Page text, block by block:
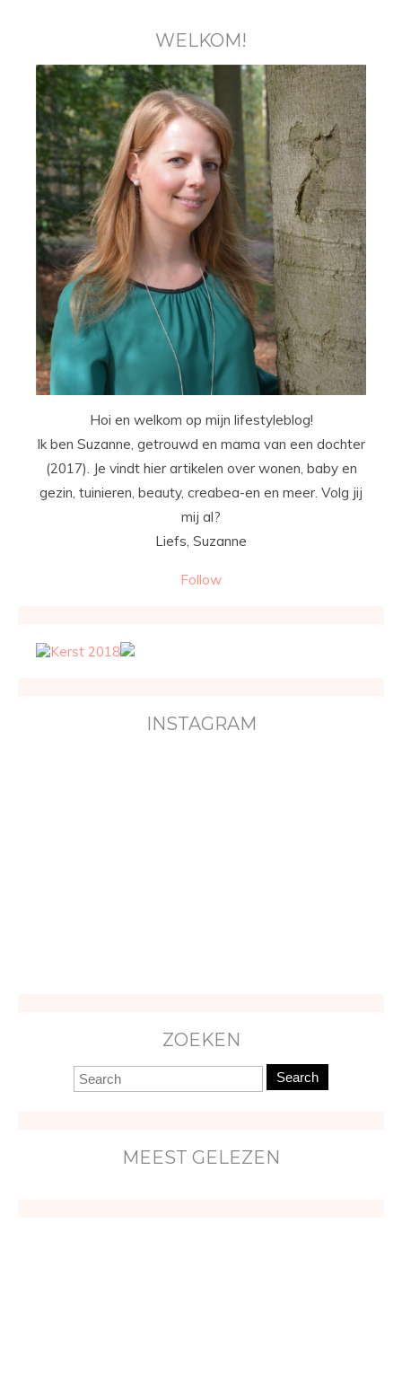
WELKOM!
Hoi en welkom op mijn lifestyleblog!
Ik ben Suzanne, getrouwd en mama van een dochter
(2017). Je vindt hier artikelen over wonen, baby en
gezin, tuinieren, beauty, creabea-en en meer. Volg jij
mij al?
Liefs, Suzanne
Follow
INSTAGRAM
ZOEKEN
Search
MEEST GELEZEN